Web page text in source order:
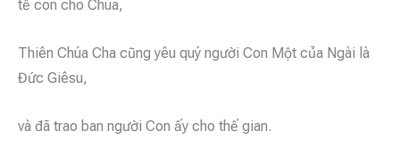
tế con cho Chúa,
Thiên Chúa Cha cũng yêu quý người Con Một của Ngài là
Đức Giêsu,
và đã trao ban người Con ấy cho thế gian.